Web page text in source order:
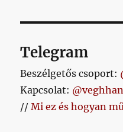
Telegram
Beszélgetős csoport:
Kapcsolat:
//Mi ez és hogyan